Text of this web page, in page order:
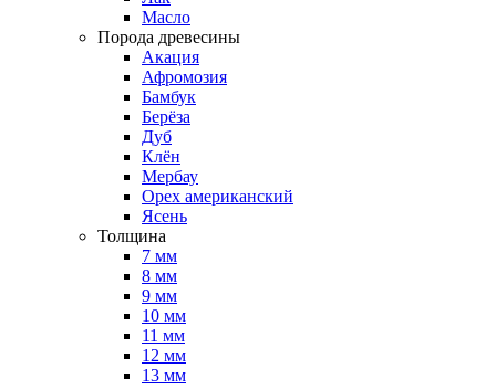
Масло
Порода древесины
Акация
Афромозия
Бамбук
Берёза
Дуб
Клён
Мербау
Орех американский
Ясень
Толщина
7 мм
8 мм
9 мм
10 мм
11 мм
12 мм
13 мм